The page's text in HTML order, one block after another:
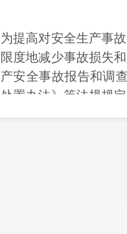
为提高对安全生产事
限度地减少事故损失
产安全事故报告和调
处置办法》等法规规
范工矿商贸企业安全